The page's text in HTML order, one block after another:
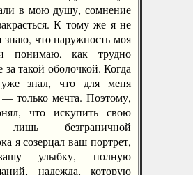
в мою душу, сомнение
К тому же я не
знаю, что наружность моя
и понимаю, как трудно
за такой оболочкой. Когда
знал, что для меня
— только мечта. Поэтому,
что искупить свою
безграничной
я созерцал ваш портрет,
улыбку, полную
надежда, которую